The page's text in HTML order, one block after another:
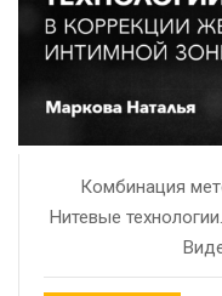
Комбинация
Нитевые